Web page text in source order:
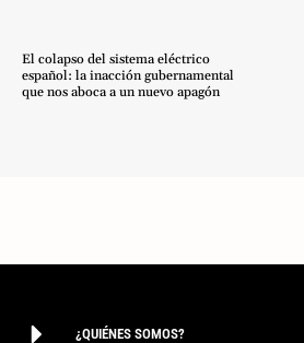
El colapso del sistema eléctrico
español: la inacción gubernamental
que nos aboca a un nuevo apagón
¿QUIÉNES SOMOS?